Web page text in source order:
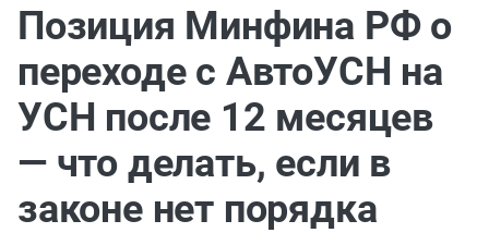
05.08
Подписан закон об упрощении госзакупок по 44-ФЗ
#новости
Позиция Минфина РФ о
переходе с АвтоУСН на
УСН после 12 месяцев
— что делать, если в
законе нет порядка